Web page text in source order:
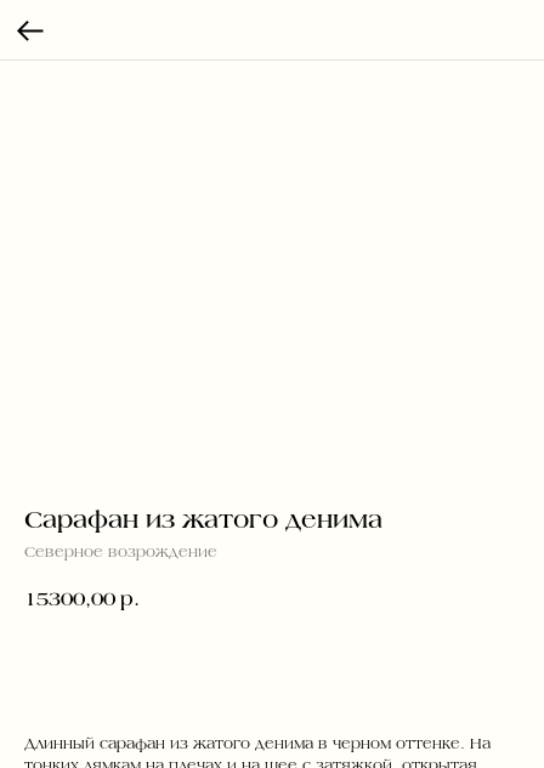
Сарафан из жатого денима
Северное возрождение
15300,00 р.
Длинный сарафан из жатого денима в черном оттенке. На